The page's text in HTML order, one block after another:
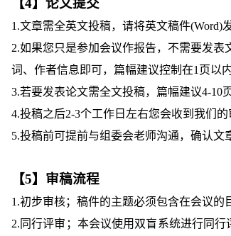
【4】论文提交
1.文章需全英文投稿，请将英文稿件(Word)
2.如果您只是参加会议作报告，不需要发
词、作者信息即可，篇幅建议控制在1页以
3.若要发表论文需全文投稿，篇幅建议4-10
4.投稿之后2-3个工作日左右您会收到我们
5.投稿前可提前与组委会老师沟通，确认文
【5】审稿流程
1.初步审核；稿件的主题必须包含在会议的
2.同行评审；本会议使用双盲系统进行同